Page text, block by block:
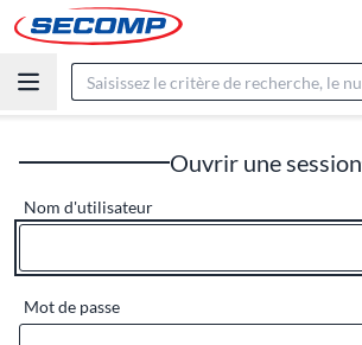
Ouvrir une session
Nom d'utilisateur
Mot de passe